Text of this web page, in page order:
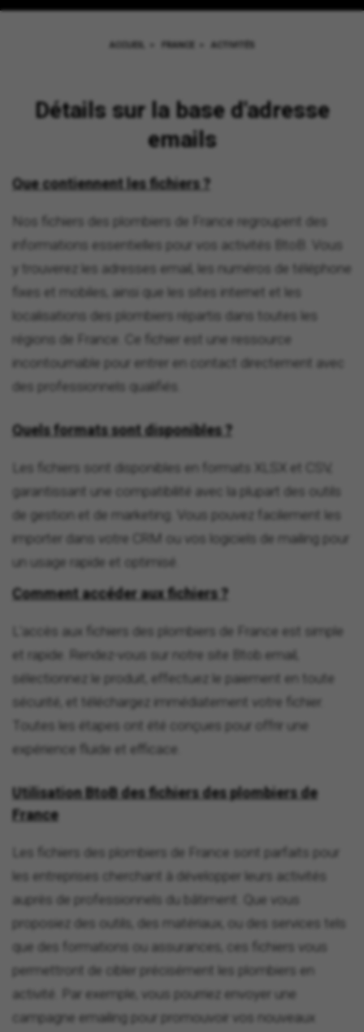
Détails sur la base d'adresse
emails
Que contiennent les fichiers ?
Nos fichiers des plombiers de France regroupent des
informations essentielles pour vos activités BtoB. Vous
y trouverez les adresses email, les numéros de téléphone
fixes et mobiles, ainsi que les sites internet et les
localisations des plombiers répartis dans toutes les
régions de France. Ce fichier est une ressource
incontournable pour entrer en contact directement avec
des professionnels qualifiés.
Quels formats sont disponibles ?
Les fichiers sont disponibles en formats XLSX et CSV,
garantissant une compatibilité avec la plupart des outils
de gestion et de marketing. Vous pouvez facilement les
importer dans votre CRM ou vos logiciels de mailing pour
un usage rapide et optimisé.
Comment accéder aux fichiers ?
L'accès aux fichiers des plombiers de France est simple
et rapide. Rendez-vous sur notre site Btob.email,
sélectionnez le produit, effectuez le paiement en toute
sécurité, et téléchargez immédiatement votre fichier.
Toutes les étapes ont été conçues pour offrir une
expérience fluide et efficace.
Utilisation BtoB des fichiers des plombiers de
France
Les fichiers des plombiers de France sont parfaits pour
les entreprises cherchant à développer leurs activités
auprès de professionnels du bâtiment. Que vous
proposiez des outils, des matériaux, ou des services tels
que des formations ou assurances, ces fichiers vous
permettront de cibler précisément les plombiers en
activité. Par exemple, vous pourriez envoyer une
campagne emailing pour promouvoir vos nouveaux